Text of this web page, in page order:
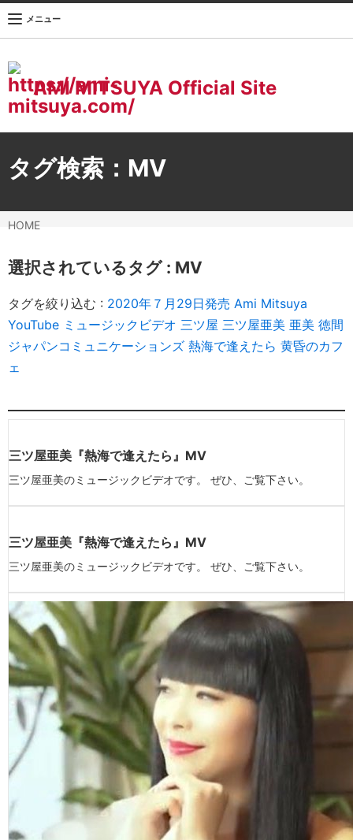
AMI MITSUYA Official Site
メニュー
タグ検索： MV
HOME
選択されているタグ : MV
タグを絞り込む : 2020年７月29日発売 Ami Mitsuya
YouTube ミュージックビデオ 三ツ屋 三ツ屋亜美 亜美 徳間
ジャパンコミュニケーションズ 熱海で逢えたら 黄昏のカフ
ェ
三ツ屋亜美『熱海で逢えたら』MV
三ツ屋亜美のミュージックビデオです。 ぜひ、ご覧下さい。
三ツ屋亜美『熱海で逢えたら』MV
三ツ屋亜美のミュージックビデオです。 ぜひ、ご覧下さい。